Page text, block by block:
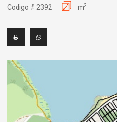
Codigo # 2392 m2